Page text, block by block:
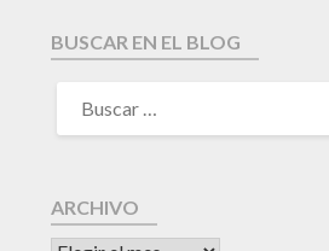
BUSCAR EN EL BLOG
ARCHIVO